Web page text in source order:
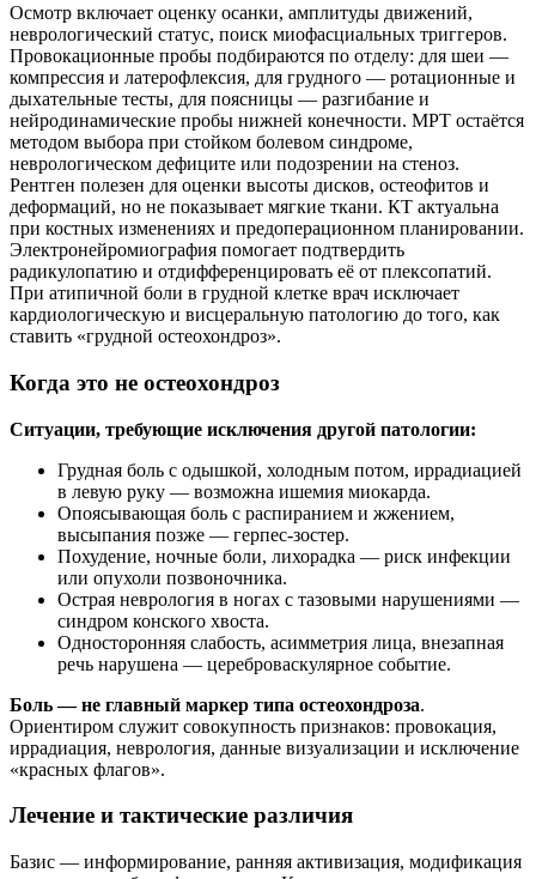
Осмотр включает оценку осанки, амплитуды движений,
неврологический статус, поиск миофасциальных триггеров.
Провокационные пробы подбираются по отделу: для шеи —
компрессия и латерофлексия, для грудного — ротационные и
дыхательные тесты, для поясницы — разгибание и
нейродинамические пробы нижней конечности. МРТ остаётся
методом выбора при стойком болевом синдроме,
неврологическом дефиците или подозрении на стеноз.
Рентген полезен для оценки высоты дисков, остеофитов и
деформаций, но не показывает мягкие ткани. КТ актуальна
при костных изменениях и предоперационном планировании.
Электронейромиография помогает подтвердить
радикулопатию и отдифференцировать её от плексопатий.
При атипичной боли в грудной клетке врач исключает
кардиологическую и висцеральную патологию до того, как
ставить «грудной остеохондроз».
Когда это не остеохондроз
Ситуации, требующие исключения другой патологии:
Грудная боль с одышкой, холодным потом, иррадиацией
в левую руку — возможна ишемия миокарда.
Опоясывающая боль с распиранием и жжением,
высыпания позже — герпес‑зостер.
Похудение, ночные боли, лихорадка — риск инфекции
или опухоли позвоночника.
Острая неврология в ногах с тазовыми нарушениями —
синдром конского хвоста.
Односторонняя слабость, асимметрия лица, внезапная
речь нарушена — цереброваскулярное событие.
Боль — не главный маркер типа остеохондроза.
Ориентиром служит совокупность признаков: провокация,
иррадиация, неврология, данные визуализации и исключение
«красных флагов».
Лечение и тактические различия
Базис — информирование, ранняя активизация, модификация